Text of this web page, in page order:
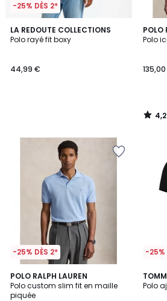
-25% DÈS 2*
LA REDOUTE COLLECTIONS
Polo rayé fit boxy
44,99 €
POLO
Polo
4,2
/ 5
5
4,2
/
-25% DÈS 2*
POLO RALPH LAUREN
Polo custom slim fit en maille
piquée
4
/
5
4
Couleurs
-25%
Polo
4
/
7